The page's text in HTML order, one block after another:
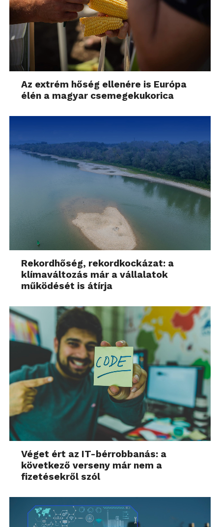
Az extrém hőség ellenére is Európa
élén a magyar csemegekukorica
Rekordhőség, rekordkockázat: a
klímaváltozás már a vállalatok
működését is átírja
Véget ért az IT-bérrobbanás: a
következő verseny már nem a
fizetésekről szól